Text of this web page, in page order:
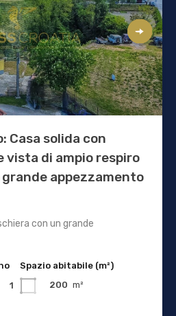
Casa solida con
vista di ampio respiro
appezzamento
con un grande
1
Spazio abitabile (m²)
200 m²